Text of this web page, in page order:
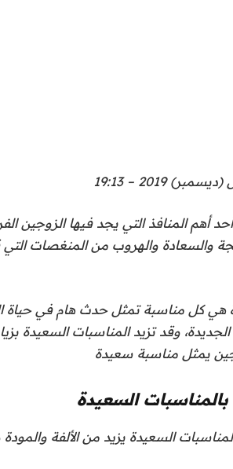
أهم المنافذ التي يجد فيها الزوجين
والسعادة والهروب من المنغصات
هي كل مناسبة تمثل حدث هام في حياة
وقد تزيد المناسبات السعيدة
يمثل مناسبة سعيدة
بالمناسبات السعيدة